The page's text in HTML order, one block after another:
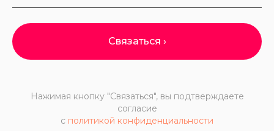
Связаться ›
Нажимая кнопку "Связаться", вы подтверждаете
согласие
с политикой конфиденциальности